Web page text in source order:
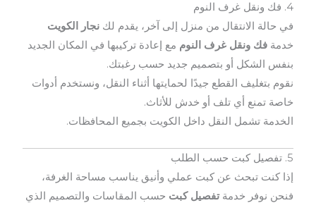
4. فك ونقل غرف النوم
في حالة الانتقال من منزل إلى آخر، يقدم لكنجار الكويت
خدمةفك ونقل غرف النوم مع إعادة تركيبها في المكان الجديد
بنفس الشكل أو بتصميم جديد حسب رغبتك.
نقوم بتغليف القطع جيدًا لحمايتها أثناء النقل، ونستخدم أدوات
خاصة تمنع أي تلف أو خدش للأثاث.
الخدمة تشمل النقل داخل الكويت بجميع المحافظات.
5. تفصيل كبت حسب الطلب
إذا كنت تبحث عن كبت عملي وأنيق يناسب مساحة الغرفة،
فنحن نوفر خدمةتفصيل كبت حسب المقاسات والتصميم الذي